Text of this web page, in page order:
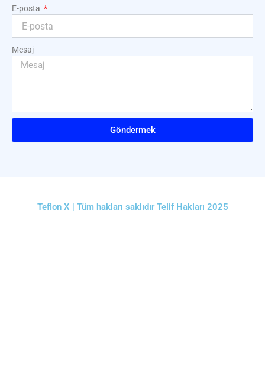
E-posta
Mesaj
Göndermek
Teflon X | Tüm hakları saklıdır Telif Hakları 2025